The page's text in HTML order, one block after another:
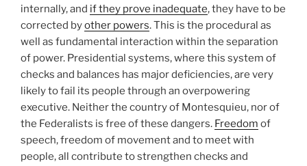
internally, and if they prove inadequate, they have to be
corrected byother powers. This is the procedural as
well as fundamental interaction within the separation
of power. Presidential systems, where this system of
checks and balances has major deficiencies, are very
likely to fail its people through an overpowering
executive. Neither the country of Montesquieu, nor of
the Federalists is free of these dangers. Freedom of
speech, freedom of movement and to meet with
people, all contribute to strengthen checks and